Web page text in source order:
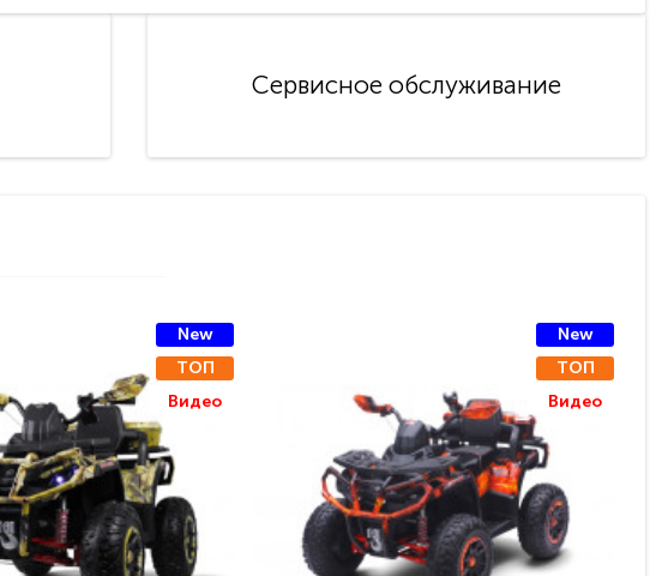
Сервисное обслуживание
New
ТОП
Видео
New
ТОП
Видео